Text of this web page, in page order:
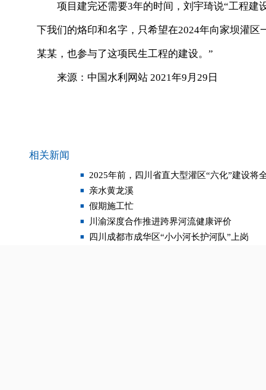
项目建完还需要3年的时间，刘宇琦说“工程
下我们的烙印和名字，只希望在2024年向家坝灌
某某，也参与了这项民生工程的建设。”
来源：中国水利网站 2021年9月29日
相关新闻
2025年前，四川省直大型灌区“六化”建设将
亲水黄龙溪
假期施工忙
川渝深度合作推进跨界河流健康评价
四川成都市成华区“小小河长护河队”上岗